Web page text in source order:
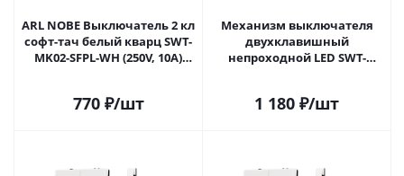
ARL NOBE Выключатель 2 кл
софт-тач белый кварц SWT-
MK02-SFPL-WH (250V, 10A)
770₽/шт
Механизм выключателя
двухклавишный
непроходной LED SWT-
054239 в Самаре
1 180 ₽/шт